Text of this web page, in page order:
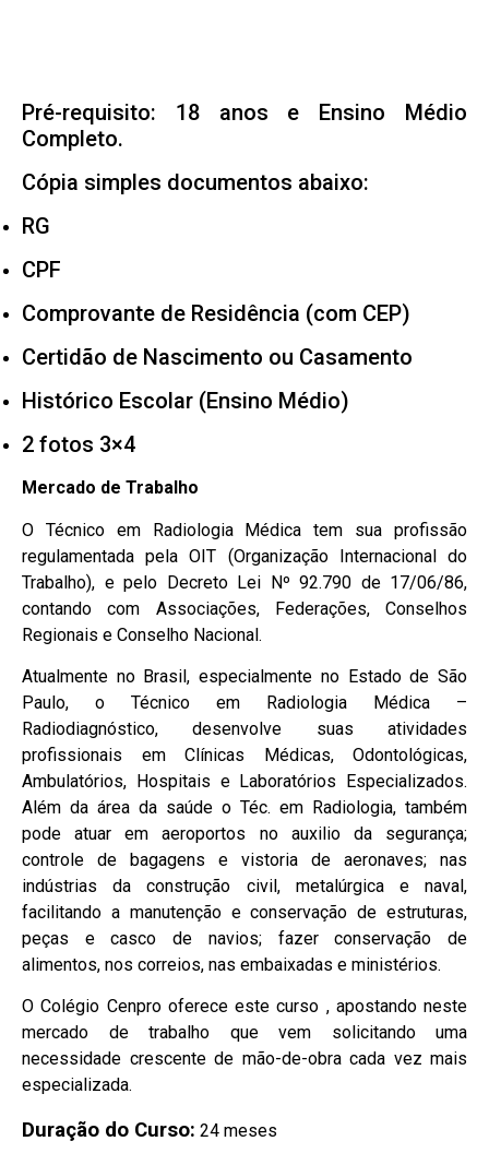
Pré-requisito: 18 anos e Ensino Médio
Completo.
Cópia simples documentos abaixo:
RG
CPF
Comprovante de Residência (com CEP)
Certidão de Nascimento ou Casamento
Histórico Escolar (Ensino Médio)
2 fotos 3×4
Mercado de Trabalho
O Técnico em Radiologia Médica tem sua profissão
regulamentada pela OIT (Organização Internacional do
Trabalho), e pelo Decreto Lei Nº 92.790 de 17/06/86,
contando com Associações, Federações, Conselhos
Regionais e Conselho Nacional.
Atualmente no Brasil, especialmente no Estado de São
Paulo, o Técnico em Radiologia Médica –
Radiodiagnóstico, desenvolve suas atividades
profissionais em Clínicas Médicas, Odontológicas,
Ambulatórios, Hospitais e Laboratórios Especializados.
Além da área da saúde o Téc. em Radiologia, também
pode atuar em aeroportos no auxilio da segurança;
controle de bagagens e vistoria de aeronaves; nas
indústrias da construção civil, metalúrgica e naval,
facilitando a manutenção e conservação de estruturas,
peças e casco de navios; fazer conservação de
alimentos, nos correios, nas embaixadas e ministérios.
O Colégio Cenpro oferece este curso , apostando neste
mercado de trabalho que vem solicitando uma
necessidade crescente de mão-de-obra cada vez mais
especializada.
Duração do Curso: 24 meses